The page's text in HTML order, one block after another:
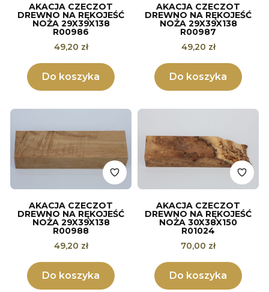
AKACJA CZECZOT
DREWNO NA RĘKOJEŚĆ
NOŻA 29X39X138
R00986
Cena
49,20 zł
Do koszyka
AKACJA CZECZOT
DREWNO NA RĘKOJEŚĆ
NOŻA 29X39X138
R00987
Cena
49,20 zł
Do koszyka
AKACJA CZECZOT
DREWNO NA RĘKOJEŚĆ
NOŻA 29X39X138
R00988
Cena
49,20 zł
Do koszyka
AKACJA CZECZOT
DREWNO NA RĘKOJEŚĆ
NOŻA 30X38X150
R01024
Cena
70,00 zł
Do koszyka